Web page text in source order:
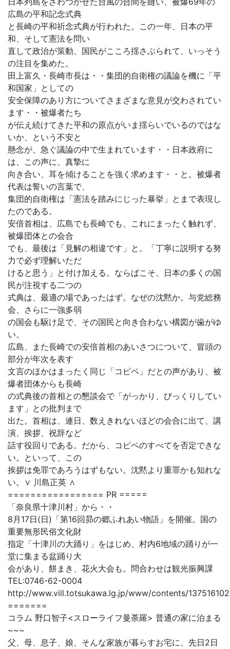
広島の平和記念式典
と長崎の平和祈念式典が行われた。この一年、日本の平
和、そして憲法を問い
直して政治が策動、国民がこころ揺さぶられて、いっそう
の注目を集めた。
田上富久・長崎市長は・・集団的自衛権の議論を機に「平
和国家」としての
安全保障のあり方についてさまざまな意見が交わされてい
ます・・被爆者たち
が伝え続けてきた平和の原点がいま揺らいでいるのではな
いか、という不安と
懸念が、急ぐ議論の中で生まれています・・日本政府に
は、この声に、真摯に
向き合い、耳を傾けることを強く求めます・・と。被爆者
代表は誓いの言葉で、
集団的自衛権は「憲法を踏みにじった暴挙」とまで表現し
たのである。
安倍首相は、広島でも長崎でも、これにまったく触れず、
被爆団体との会合
でも、最後は「見解の相違です」と。「丁寧に説明する努
力で必ず理解いただ
けると思う」と付け加える。ならばこそ、日本の多くの国
民が注視する二つの
式典は、最適の場であったはず。なぜの沈黙か。与党総務
会、さらに一強多弱
の国会も駆け足で、その国民と向き合わない構図が歯がゆ
い。
広島、また長崎での安倍首相のあいさつについて、冒頭の
部分が年次を表す
文言のほかはまったく同じ「コピペ」だとの声があり、被
爆者団体からも長崎
の式典後の首相との懇談会で「がっかり、びっくりしてい
ます」との批判まで
出た。首相は、連日、数えきれないほどの会合に出て、講
演、挨拶、祝辞など
話す役回りである。だから、コピペのすべてを否定できな
い。といって、この
挨拶は免罪であろうはずもない。沈黙より重罪かも知れな
い。∨ 川島正英 ∧
================= PR =====
「奈良県十津川村」から・・
8月17日(日)「第16回昴の郷ふれあい物語」を開催。国の
重要無形民俗文化財
指定「十津川の大踊り」をはじめ、村内6地域の踊りが一
堂に集まる盆踊り大
会があり、餅まき、花火大会も。問合わせは観光振興課
TEL:0746-62-0004
http://www.vill.totsukawa.lg.jp/www/contents/
=======
コラム 野口智子<スローライフ曼荼羅> 普通の家に泊まる
~~~
父、母、息子、娘、そんな家族が暮らすお宅に、先日2日